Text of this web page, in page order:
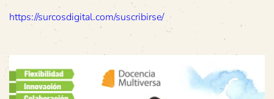
https://surcosdigital.com/suscribirse/